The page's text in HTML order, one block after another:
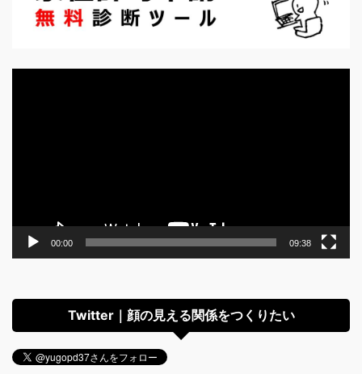
00:00 09:38
Twitter｜顔の見える関係をつくりたい